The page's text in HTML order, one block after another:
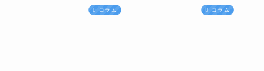
コラム コラム